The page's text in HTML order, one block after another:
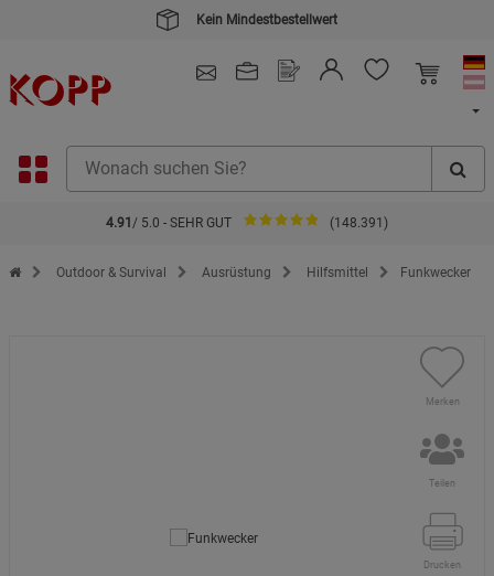
Kein Mindestbestellwert
4.91 / 5.0 - SEHR GUT (148.391)
Zur Startseite des Kopp Verlag Online-Shop
Outdoor & Survival Ausrüstung Hilfsmittel Funkwecker
Merken
Teilen
Drucken